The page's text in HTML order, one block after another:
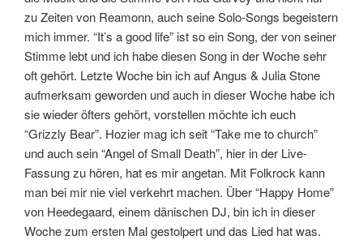
zu Zeiten von Reamonn, auch seine Solo-Songs begeistern
mich immer. “It’s a good life” ist so ein Song, der von seiner
Stimme lebt und ich habe diesen Song in der Woche sehr
oft gehört. Letzte Woche bin ich auf Angus & Julia Stone
aufmerksam geworden und auch in dieser Woche habe ich
sie wieder öfters gehört, vorstellen möchte ich euch
“Grizzly Bear”. Hozier mag ich seit “Take me to church”
und auch sein “Angel of Small Death”, hier in der Live-
Fassung zu hören, hat es mir angetan. Mit Folkrock kann
man bei mir nie viel verkehrt machen. Über “Happy Home”
von Heedegaard, einem dänischen DJ, bin ich in dieser
Woche zum ersten Mal gestolpert und das Lied hat was.